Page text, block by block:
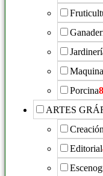
Porcina8
ARTES
Editorial